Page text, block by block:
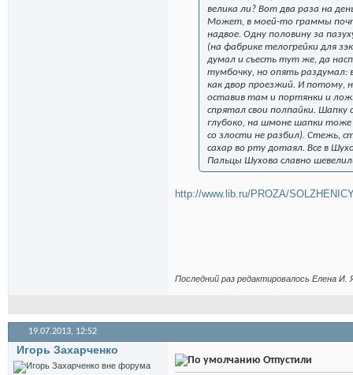
велика ли? Вот два раза на
Может, в моей-то граммы
надвое. Одну половину за
(на фабрике телогрейки для
думал и съесть тут же, да
тумбочку, но опять раздумал:
как двор проезжий. И потому,
оставив там и портянки и
спрятал свои полпайки. Шапку
глубоко, на шмоне шапки тоже
со злости не разбил). Стежь,
сахар во рту дотаял. Все в
Пальцы Шухова славно
http://www.lib.ru/PROZA/
Последний раз редактировалось Елена И.
19.07.2013, 12:52
Игорь Захарченко
Отпустили